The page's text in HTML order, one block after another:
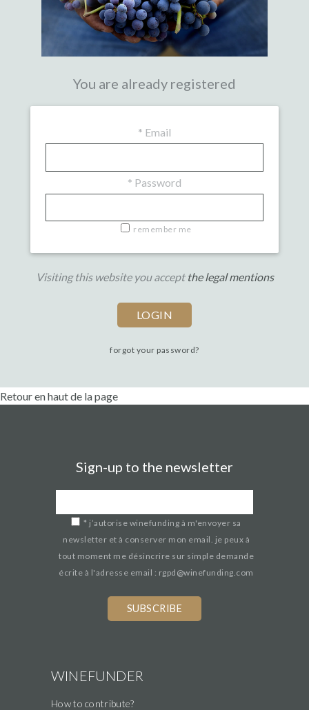
You are already registered
* Email
* Password
remember me
Visiting this website you accept the legal mentions
forgot your password?
Retour en haut de la page
Sign-up to the newsletter
* j’autorise winefunding à m'envoyer sa
newsletter et à conserver mon email. je peux à
tout moment me désincrire sur simple demande
écrite à l'adresse email : rgpd@winefunding.com
WINEFUNDER
How to contribute?